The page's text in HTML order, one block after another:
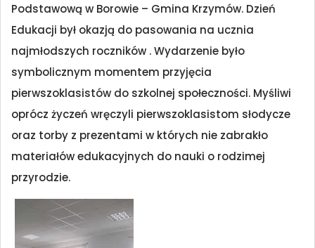
Podstawową w Borowie – Gmina Krzymów. Dzień
Edukacji był okazją do pasowania na ucznia
najmłodszych roczników . Wydarzenie było
symbolicznym momentem przyjęcia
pierwszoklasistów do szkolnej społeczności. Myśliwi
oprócz życzeń wręczyli pierwszoklasistom słodycze
oraz torby z prezentami w których nie zabrakło
materiałów edukacyjnych do nauki o rodzimej
przyrodzie.